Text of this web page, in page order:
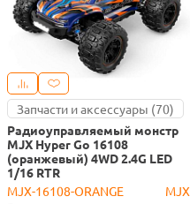
Запчасти и аксессуары (70)
Радиоуправляемый монстр
MJX Hyper Go 16108
(оранжевый) 4WD 2.4G LED
1/16 RTR
MJX-16108-ORANGE
MJX